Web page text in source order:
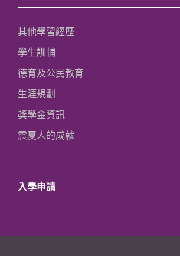
其他學習經歷
學生訓輔
德育及公民教育
生涯規劃
獎學金資訊
震夏人的成就
入學申請